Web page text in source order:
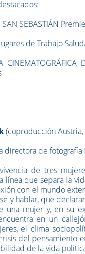
SAN SEBASTIÁN
de Trabajo
(coproducción Austria,
directora de fotografía
de tres
línea que separa la
con el mundo
y hablar, que
una mujer y, en su
en un
el clima
del pensamiento
de la vida